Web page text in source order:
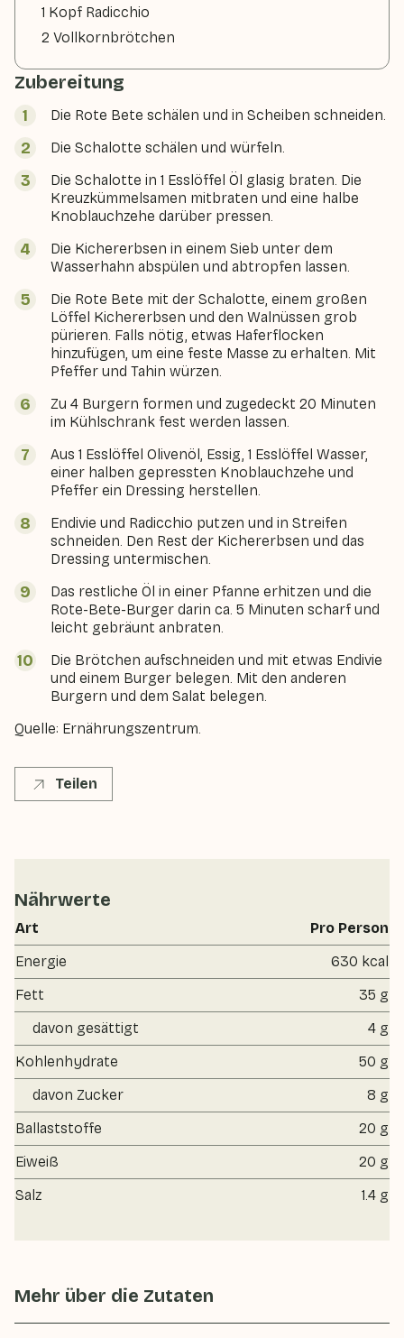
1 Kopf Radicchio
2 Vollkornbrötchen
Zubereitung
Die Rote Bete schälen und in Scheiben schneiden.
Die Schalotte schälen und würfeln.
Die Schalotte in 1 Esslöffel Öl glasig braten. Die
Kreuzkümmelsamen mitbraten und eine halbe
Knoblauchzehe darüber pressen.
Die Kichererbsen in einem Sieb unter dem
Wasserhahn abspülen und abtropfen lassen.
Die Rote Bete mit der Schalotte, einem großen
Löffel Kichererbsen und den Walnüssen grob
pürieren. Falls nötig, etwas Haferflocken
hinzufügen, um eine feste Masse zu erhalten. Mit
Pfeffer und Tahin würzen.
Zu 4 Burgern formen und zugedeckt 20 Minuten
im Kühlschrank fest werden lassen.
Aus 1 Esslöffel Olivenöl, Essig, 1 Esslöffel Wasser,
einer halben gepressten Knoblauchzehe und
Pfeffer ein Dressing herstellen.
Endivie und Radicchio putzen und in Streifen
schneiden. Den Rest der Kichererbsen und das
Dressing untermischen.
Das restliche Öl in einer Pfanne erhitzen und die
Rote-Bete-Burger darin ca. 5 Minuten scharf und
leicht gebräunt anbraten.
Die Brötchen aufschneiden und mit etwas Endivie
und einem Burger belegen. Mit den anderen
Burgern und dem Salat belegen.
Quelle: Ernährungszentrum.
Teilen
Nährwerte
Art
Pro Person
Energie
630 kcal
Fett
35 g
davon gesättigt
4 g
Kohlenhydrate
50 g
davon Zucker
8 g
Ballaststoffe
20 g
Eiweiß
20 g
Salz
1.4 g
Mehr über die Zutaten